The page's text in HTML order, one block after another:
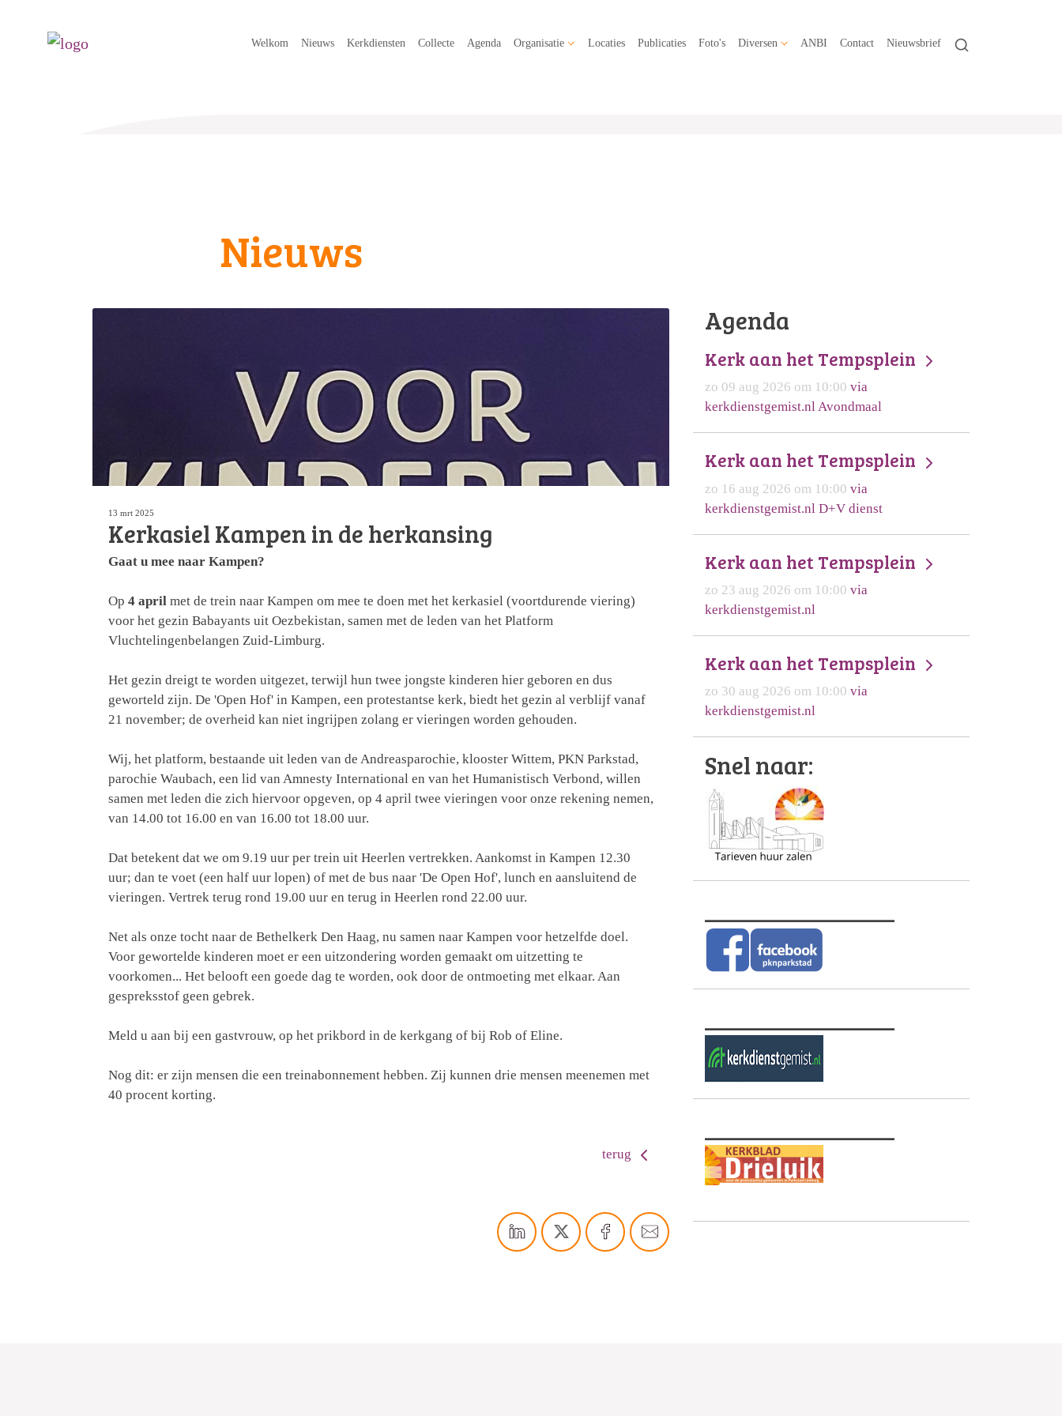
Welkom Nieuws Kerkdiensten Collecte Agenda Organisatie Locaties Publicaties Foto's Diversen ANBI Contact Nieuwsbrief
Nieuws
13 mrt 2025
Kerkasiel Kampen in de herkansing
Gaat u mee naar Kampen?
Op 4 april met de trein naar Kampen om mee te doen met het kerkasiel (voortdurende viering)
voor het gezin Babayants uit Oezbekistan, samen met de leden van het Platform
Vluchtelingenbelangen Zuid-Limburg.
Het gezin dreigt te worden uitgezet, terwijl hun twee jongste kinderen hier geboren en dus
geworteld zijn. De 'Open Hof' in Kampen, een protestantse kerk, biedt het gezin al verblijf vanaf
21 november; de overheid kan niet ingrijpen zolang er vieringen worden gehouden.
Wij, het platform, bestaande uit leden van de Andreasparochie, klooster Wittem, PKN Parkstad,
parochie Waubach, een lid van Amnesty International en van het Humanistisch Verbond, willen
samen met leden die zich hiervoor opgeven, op 4 april twee vieringen voor onze rekening nemen,
van 14.00 tot 16.00 en van 16.00 tot 18.00 uur.
Dat betekent dat we om 9.19 uur per trein uit Heerlen vertrekken. Aankomst in Kampen 12.30
uur; dan te voet (een half uur lopen) of met de bus naar 'De Open Hof', lunch en aansluitend de
vieringen. Vertrek terug rond 19.00 uur en terug in Heerlen rond 22.00 uur.
Net als onze tocht naar de Bethelkerk Den Haag, nu samen naar Kampen voor hetzelfde doel.
Voor gewortelde kinderen moet er een uitzondering worden gemaakt om uitzetting te
voorkomen... Het belooft een goede dag te worden, ook door de ontmoeting met elkaar. Aan
gespreksstof geen gebrek.
Meld u aan bij een gastvrouw, op het prikbord in de kerkgang of bij Rob of Eline.
Nog dit: er zijn mensen die een treinabonnement hebben. Zij kunnen drie mensen meenemen met
40 procent korting.
terug
Agenda
Kerk aan het Tempsplein
zo 09 aug 2026 om 10:00 via
kerkdienstgemist.nl Avondmaal
Kerk aan het Tempsplein
zo 16 aug 2026 om 10:00 via
kerkdienstgemist.nl D+V dienst
Kerk aan het Tempsplein
zo 23 aug 2026 om 10:00 via
kerkdienstgemist.nl
Kerk aan het Tempsplein
zo 30 aug 2026 om 10:00 via
kerkdienstgemist.nl
Snel naar: